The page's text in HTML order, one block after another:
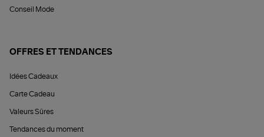
Conseil Mode
OFFRES ET TENDANCES
Idées Cadeaux
Carte Cadeau
Valeurs Sûres
Tendances du moment